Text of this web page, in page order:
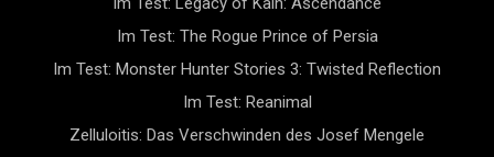
Im Test: The Rogue Prince of Persia
Im Test: Monster Hunter Stories 3: Twisted Reflection
Im Test: Reanimal
Zelluloitis: Das Verschwinden des Josef Mengele